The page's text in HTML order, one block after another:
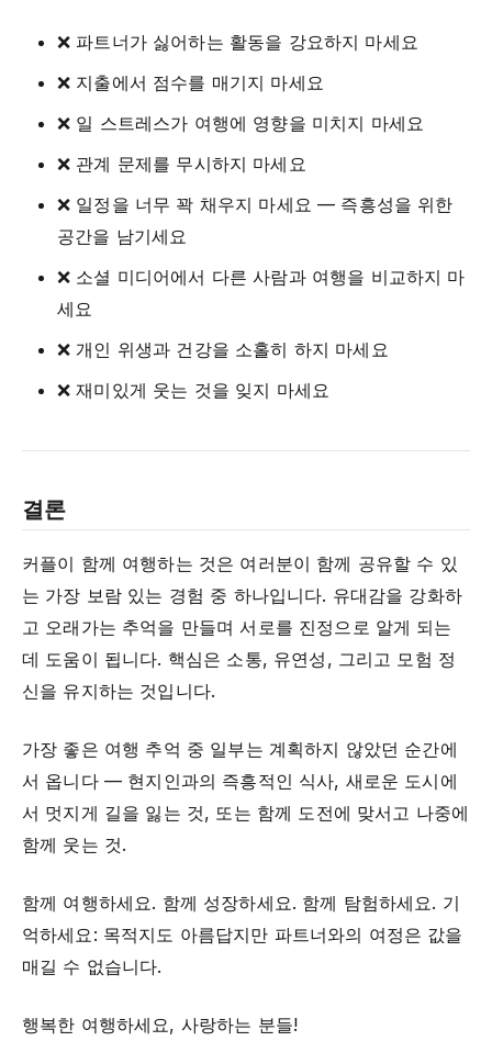
❌ 파트너가 싫어하는 활동을 강요하지 마세요
❌ 지출에서 점수를 매기지 마세요
❌ 일 스트레스가 여행에 영향을 미치지 마세요
❌ 관계 문제를 무시하지 마세요
❌ 일정을 너무 꽉 채우지 마세요 — 즉흥성을 위한
공간을 남기세요
❌ 소셜 미디어에서 다른 사람과 여행을 비교하지 마
세요
❌ 개인 위생과 건강을 소홀히 하지 마세요
❌ 재미있게 웃는 것을 잊지 마세요
결론
커플이 함께 여행하는 것은 여러분이 함께 공유할 수 있
는 가장 보람 있는 경험 중 하나입니다. 유대감을 강화하
고 오래가는 추억을 만들며 서로를 진정으로 알게 되는
데 도움이 됩니다. 핵심은 소통, 유연성, 그리고 모험 정
신을 유지하는 것입니다.
가장 좋은 여행 추억 중 일부는 계획하지 않았던 순간에
서 옵니다 — 현지인과의 즉흥적인 식사, 새로운 도시에
서 멋지게 길을 잃는 것, 또는 함께 도전에 맞서고 나중에
함께 웃는 것.
함께 여행하세요. 함께 성장하세요. 함께 탐험하세요. 기
억하세요: 목적지도 아름답지만 파트너와의 여정은 값을
매길 수 없습니다.
행복한 여행하세요, 사랑하는 분들!